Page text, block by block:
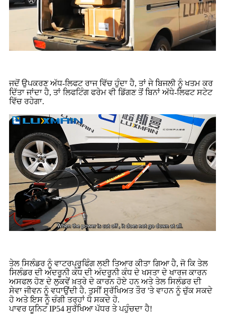
ਜਦੋਂ ਉਪਕਰਣ ਅੱਧ-ਲਿਫਟ ਰਾਜ ਵਿੱਚ ਹੁੰਦਾ ਹੈ, ਤਾਂ ਜੇ ਬਿਜਲੀ ਨੂੰ ਖਤਮ ਕਰ
ਦਿੱਤਾ ਜਾਂਦਾ ਹੈ, ਤਾਂ ਲਿਫਟਿੰਗ ਫਰੇਮ ਵੀ ਡਿੱਗਣ ਤੋਂ ਬਿਨਾਂ ਅੱਧੇ-ਲਿਫਟ ਸਟੇਟ
ਵਿੱਚ ਰਹੇਗਾ.
ਤੇਲ ਸਿਲੰਡਰ ਨੂੰ ਵਾਟਰਪ੍ਰੂਫਿੰਗ ਲਈ ਤਿਆਰ ਕੀਤਾ ਗਿਆ ਹੈ, ਜੋ ਕਿ ਤੇਲ
ਸਿਲੰਡਰ ਦੀ ਅੰਦਰੂਨੀ ਕੰਧ ਦੀ ਅੰਦਰੂਨੀ ਕੰਧ ਦੇ ਖਸਤਾ ਦੇ ਖਾਰਜ ਕਾਰਨ
ਅਸਫਲ ਹੋਣ ਦੇ ਲੁਕਵੇਂ ਖ਼ਤਰੇ ਦੇ ਕਾਰਨ ਹੋਏ ਹਨ ਅਤੇ ਤੇਲ ਸਿਲੰਡਰ ਦੀ
ਸੇਵਾ ਜੀਵਨ ਨੂੰ ਵਧਾਉਂਦੀ ਹੈ. ਤੁਸੀਂ ਸੁਰੱਖਿਅਤ ਤੌਰ 'ਤੇ ਵਾਹਨ ਨੂੰ ਚੁੱਕ ਸਕਦੇ
ਹੋ ਅਤੇ ਇਸ ਨੂੰ ਚੰਗੀ ਤਰ੍ਹਾਂ ਧੋ ਸਕਦੇ ਹੋ.
ਪਾਵਰ ਯੂਨਿਟ IP54 ਸੁਰੱਖਿਆ ਪੱਧਰ ਤੇ ਪਹੁੰਚਦਾ ਹੈ!